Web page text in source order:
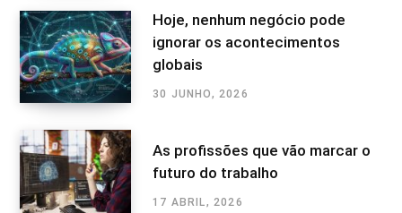
Hoje, nenhum negócio pode
ignorar os acontecimentos
globais
30 JUNHO, 2026
As profissões que vão marcar o
futuro do trabalho
17 ABRIL, 2026